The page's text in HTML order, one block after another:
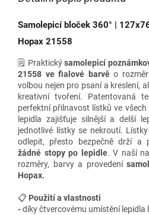
Samolepicí bloček 360° |
Hopax 21558
🗒️ Praktickýsamolepicí
21558 ve fialové barvěo
volbou nejen pro psaní a kreslení,
kreativní tvoření. Patentovaná
perfektní přilnavost lístků ve
lepidla zajišťuje silnější a delší
jednotlivé lístky se nekroutí.
odlepit, přesto bezpečně drží a
žádné stopy po lepidle.V naší
rozměry, barvy a provedení
Hopax.
📋 Použití a vlastnosti
-díky čtvercovému umístění lepidla